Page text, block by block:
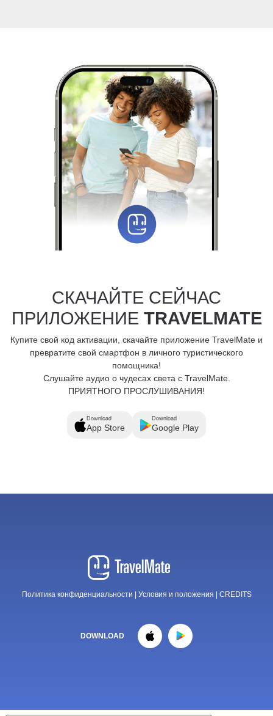
СКАЧАЙТЕ СЕЙЧАС
ПРИЛОЖЕНИЕ TRAVELMATE
Купите свой код активации, скачайте приложение TravelMate и
превратите свой смартфон в личного туристического
помощника!
Слушайте аудио о чудесах света с TravelMate.
ПРИЯТНОГО ПРОСЛУШИВАНИЯ!
Download
App Store
Download
Google Play
Политика конфиденциальности Условия и положения CREDITS
DOWNLOAD